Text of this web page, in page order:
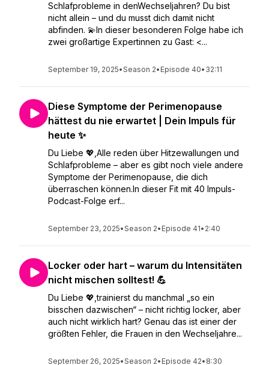
Schlafprobleme in denWechseljahren? Du bist
nicht allein – und du musst dich damit nicht
abfinden. 💫In dieser besonderen Folge habe ich
zwei großartige Expertinnen zu Gast: <...
September 19, 2025•Season 2• Episode 40• 32:11
Diese Symptome der Perimenopause
hättest du nie erwartet | Dein Impuls für
heute ✨
Du Liebe 💖,Alle reden über Hitzewallungen und
Schlafprobleme – aber es gibt noch viele andere
Symptome der Perimenopause, die dich
überraschen können.In dieser Fit mit 40 Impuls-
Podcast-Folge erf...
September 23, 2025•Season 2• Episode 41• 2:40
Locker oder hart – warum du Intensitäten
nicht mischen solltest! 💪
Du Liebe 💖,trainierst du manchmal „so ein
bisschen dazwischen“ – nicht richtig locker, aber
auch nicht wirklich hart? Genau das ist einer der
größten Fehler, die Frauen in den Wechseljahre...
September 26, 2025•Season 2• Episode 42• 8:30